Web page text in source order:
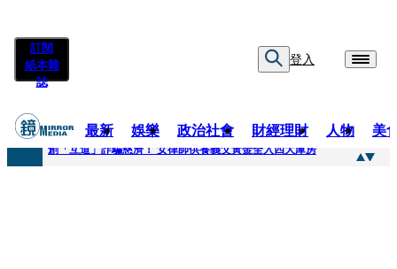
訂閱
紙本雜
誌
登入
最新 娛樂 政治社會 財經理財 人物 美
快訊
創「互道」詐騙慈濟！ 女律師供養義父黃金全入四大庫房